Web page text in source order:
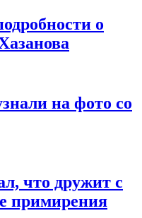
о
на фото со
что дружит с
примирения